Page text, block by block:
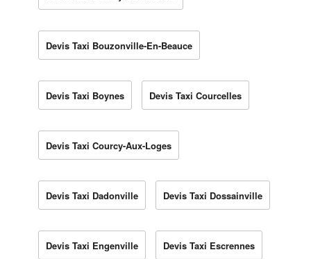
Devis Taxi Bouzonville-En-Beauce
Devis Taxi Boynes Devis Taxi Courcelles
Devis Taxi Courcy-Aux-Loges
Devis Taxi Dadonville Devis Taxi Dossainville
Devis Taxi Engenville Devis Taxi Escrennes